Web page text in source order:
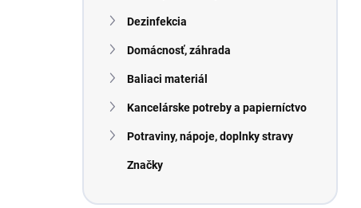
Dezinfekcia
Domácnosť, záhrada
Baliaci materiál
Kancelárske potreby a papierníctvo
Potraviny, nápoje, doplnky stravy
Značky